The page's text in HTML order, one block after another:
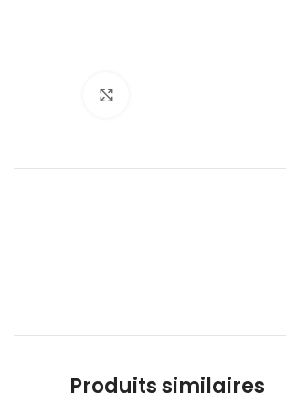
Produits similaires